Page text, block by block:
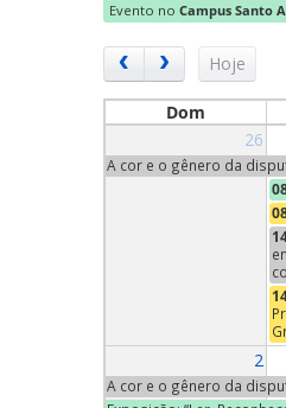
Evento no Campus Santo
Hoje
Dom
26
A cor e o gênero da
2
A cor e o gênero da